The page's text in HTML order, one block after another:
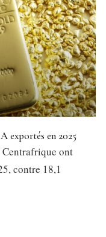
exportés en 2025
Centrafrique ont
contre 18,1